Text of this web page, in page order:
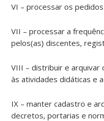
VI – processar os
VII – processar a
pelos(as) discentes,
VIII – distribuir e arquivar
às atividades didáticas e
IX – manter cadastro e
decretos, portarias e